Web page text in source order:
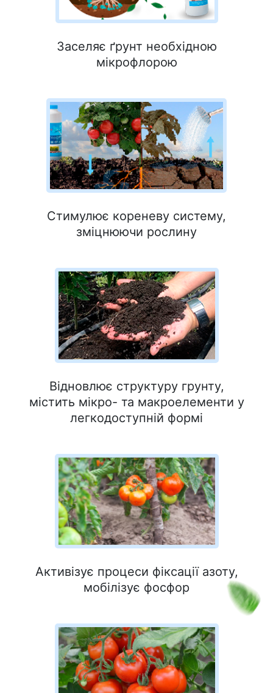
Заселяє ґрунт необхідною
мікрофлорою
Cтимулює кореневу систему,
зміцнюючи рослину
Відновлює структуру грунту,
містить мікро- та макроелементи у
легкодоступній формі
Активізує процеси фіксації азоту,
мобілізує фосфор